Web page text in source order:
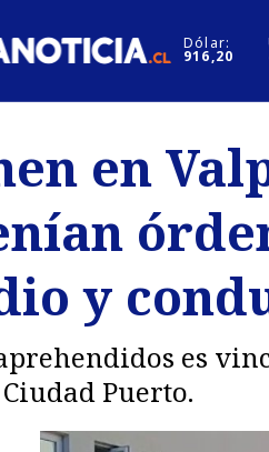
Dólar:
916,20
Internacional
Motores
en
y
es
Puerto.